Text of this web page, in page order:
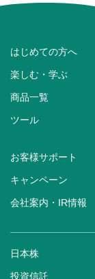
はじめての方へ
楽しむ・学ぶ
商品一覧
ツール
お客様サポート
キャンペーン
会社案内・IR情報
日本株
投資信託